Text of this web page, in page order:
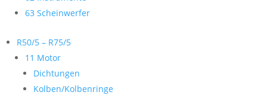
63 Scheinwerfer
R50/5 – R75/5
11 Motor
Dichtungen
Kolben/Kolbenringe